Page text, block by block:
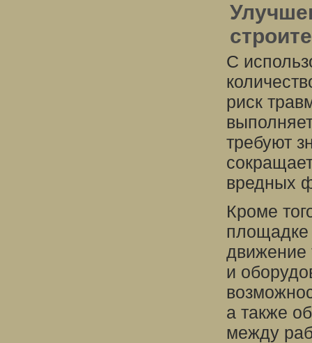
С
риск
требуют
вредных
Кроме
площадке
движение
и
а также
между